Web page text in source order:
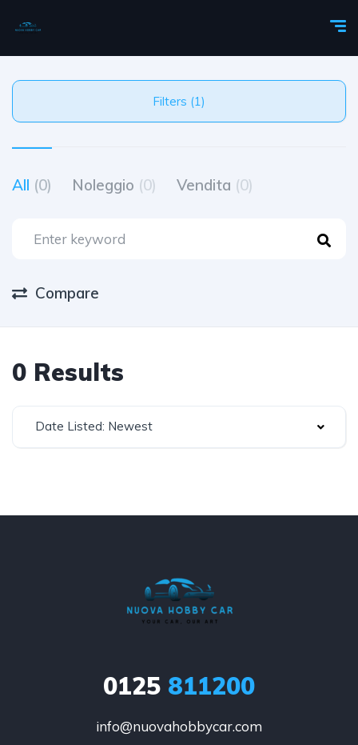
Filters (1)
All (0) Noleggio (0) Vendita (0)
Compare
0 Results
Date Listed: Newest
0125 811200
info@nuovahobbycar.com